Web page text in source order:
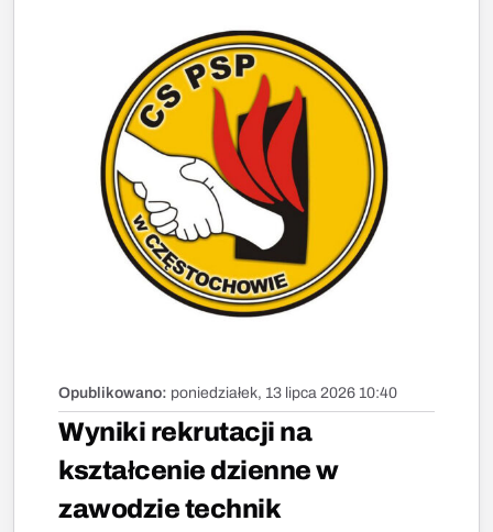
Opublikowano: poniedziałek, 13 lipca 2026 10:40
Wyniki rekrutacji na
kształcenie dzienne w
zawodzie technik